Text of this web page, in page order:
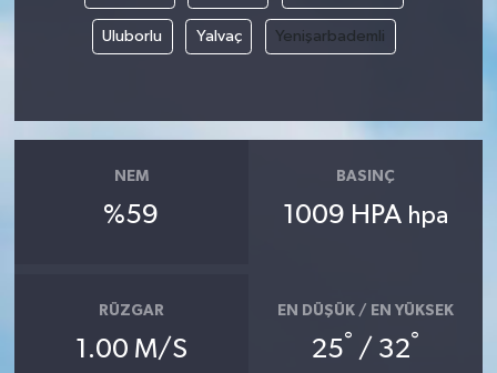
Uluborlu Yalvaç Yenişarbademli
NEM
%59
BASINÇ
1009 HPA hpa
RÜZGAR
1.00 M/S
EN DÜŞÜK / EN YÜKSEK
25° / 32°